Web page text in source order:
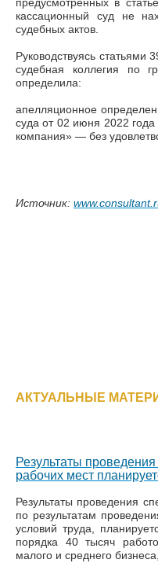
предусмотренных в
кассационный суд не
судебных актов.
Руководствуясь статьями
судебная коллегия по
определила:
апелляционное
суда от 02 июня 2022
компания» — без
Источник:
АКТУАЛЬНЫЕ
Результаты
рабочих мест
Результаты проведения
по результатам
условий труда,
порядка 40 тысяч
малого и среднего